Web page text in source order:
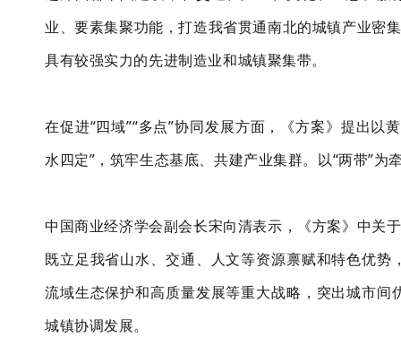
业、要素集聚功能，打造我省贯通南北的城镇产业密
具有较强实力的先进制造业和城镇聚集带。
在促进“四域”“多点”协同发展方面，
《方案》提出以
水四定”，筑牢生态基底、共建产业集群。以“两带”为
中国商业经济学会副会长宋向清表示，《方案》中关
既立足我省山水、交通、人文等资源禀赋和特色优
流域生态保护和高质量发展等重大战略，突出城市
城镇协调发展。